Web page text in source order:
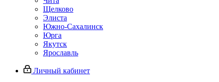
Щелково
Элиста
Южно-Сахалинск
Юрга
Якутск
Ярославль
Личный кабинет